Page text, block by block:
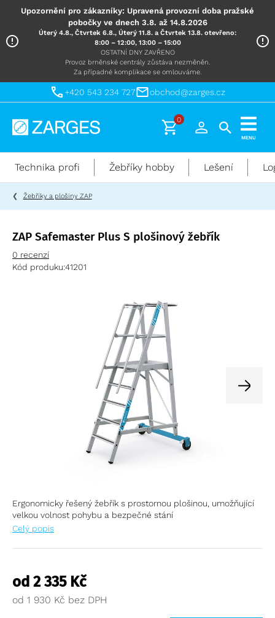
Upozornění pro zákazníky: Upravená provozní doba pražské
pobočky ve dnech 3.8. až 14.8.2026
Úterý 4.8., Čtvrtek 6.8., Úterý 11.8. a Čtvrtek 13.8. otevřeno:
8:00 – 12:00, 13:00 – 15:00
OSTATNÍ DNY ZAVŘENO
Provoz brněnské centrály zůstáva nezměněn.
Za případné komplikace se omlouváme.
+420 543 234 727 obchod@zarges.cz
Technika
práci
výškách
0
MENU
Technika profi Žebříky hobby Lešení
Žebříky a plošiny ZAP
ZAP Safemaster Plus S plošinový žebřík
0 recenzí
Kód produku:41201
Ergonomicky řešený žebřík s prostornou plošinou, umožňující
velkou volnost pohybu a bezpečné stání
Celý popis
od 2 335 Kč
od 1 930 Kč